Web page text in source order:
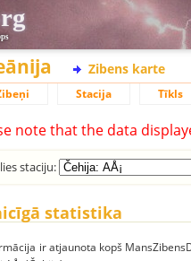
Zibens karte
Stacija Tīkls
note that the data
staciju:
statistika
ir atjaunota kopš